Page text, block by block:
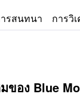
รสนทนา การวิ
มของ Blue